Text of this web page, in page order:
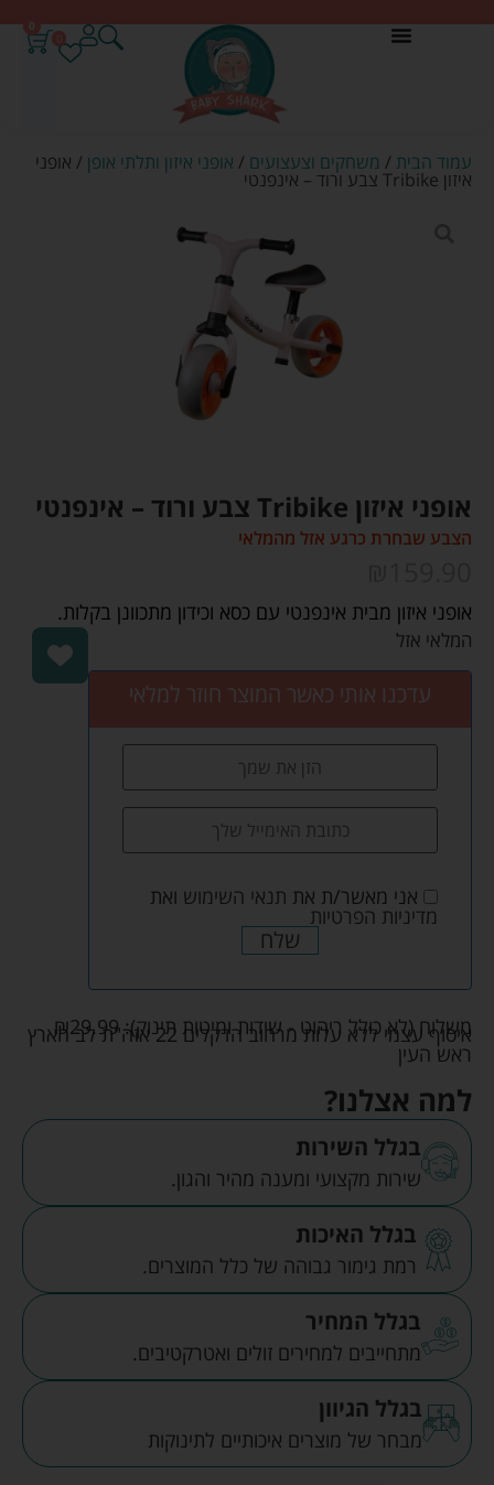
0
עמוד הבית / משחקים וצעצועים / אופני איזון ותלתי אופן / אופני
איזון Tribike צבע ורוד – אינפנטי
אופני איזון Tribike צבע ורוד – אינפנטי
הצבע שבחרת כרגע אזל מהמלאי
אופני איזון מבית אינפנטי עם כסא וכידון מתכוונן בקלות.
המלאי אזל
עדכנו אותי כאשר המוצר חוזר למלאי
אני מאשר/ת את תנאי השימוש ואת
מדיניות הפרטיות
שלח
משלוח (לא כולל ריהוט - שידות ומיטות תינוק): ₪29.99
איסוף עצמי ללא עלות מרחוב הדקלים 22 אזה"ת לב הארץ
ראש העין
למה אצלנו?
בגלל השירות
שירות מקצועי ומענה מהיר והגון.
בגלל האיכות
רמת גימור גבוהה של כלל המוצרים.
בגלל המחיר
מתחייבים למחירים זולים ואטרקטיבים.
בגלל הגיוון
מבחר של מוצרים איכותיים לתינוקות